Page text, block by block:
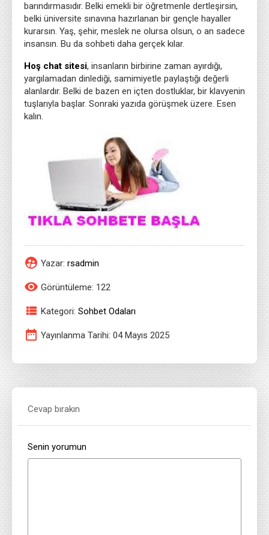
barındırmasıdır. Belki emekli bir öğretmenle dertleşirsin,
belki üniversite sınavına hazırlanan bir gençle hayaller
kurarsın. Yaş, şehir, meslek ne olursa olsun, o an sadece
insansın. Bu da sohbeti daha gerçek kılar.
Hoş chat sitesi, insanların birbirine zaman ayırdığı,
yargılamadan dinlediği, samimiyetle paylaştığı değerli
alanlardır. Belki de bazen en içten dostluklar, bir klavyenin
tuşlarıyla başlar. Sonraki yazıda görüşmek üzere. Esen
kalın.
Yazar: rsadmin
Görüntüleme: 122
Kategori: Sohbet Odaları
Yayınlanma Tarihi: 04 Mayıs 2025
Cevap bırakın
Senin yorumun